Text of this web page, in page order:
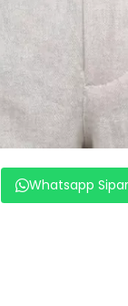
Whatsapp